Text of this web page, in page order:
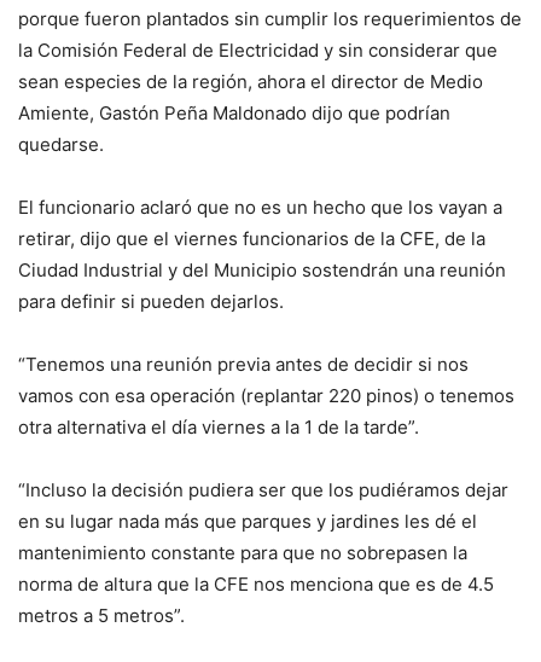
porque fueron plantados sin cumplir los requerimientos de
la Comisión Federal de Electricidad y sin considerar que
sean especies de la región, ahora el director de Medio
Amiente, Gastón Peña Maldonado dijo que podrían
quedarse.
El funcionario aclaró que no es un hecho que los vayan a
retirar, dijo que el viernes funcionarios de la CFE, de la
Ciudad Industrial y del Municipio sostendrán una reunión
para definir si pueden dejarlos.
“Tenemos una reunión previa antes de decidir si nos
vamos con esa operación (replantar 220 pinos) o tenemos
otra alternativa el día viernes a la 1 de la tarde”.
“Incluso la decisión pudiera ser que los pudiéramos dejar
en su lugar nada más que parques y jardines les dé el
mantenimiento constante para que no sobrepasen la
norma de altura que la CFE nos menciona que es de 4.5
metros a 5 metros”.